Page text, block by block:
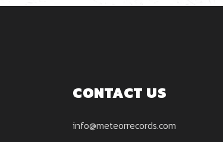
CONTACT US
info@meteorrecords.com